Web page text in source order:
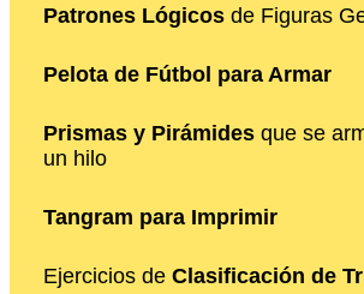
Patrones Lógicos de Figuras
Pelota de Fútbol para Armar
Prismas y Pirámides que se
un hilo
Tangram para Imprimir
Ejercicios de Clasificación de